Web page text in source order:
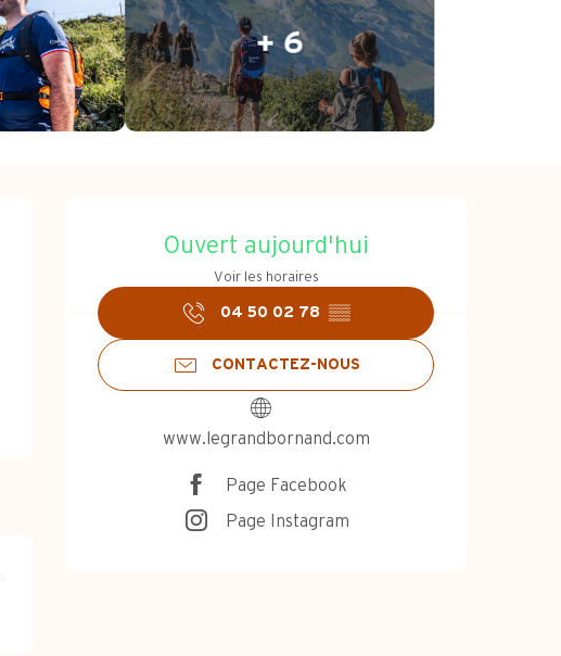
+ 6
Ouverture et
Ouvert aujourd'hui
Voir les horaires
04 50 02 78 ▒▒
CONTACTEZ-NOUS
www.legrandbornand.com
Page Facebook
Page Instagram